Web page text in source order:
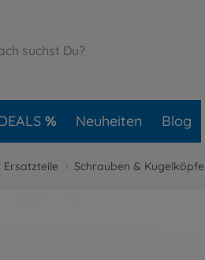
Neuheiten Blog
Ersatzteile Schrauben & Kugelköpfe